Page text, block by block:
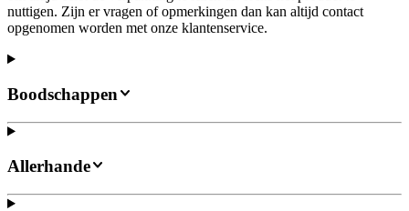
nuttigen. Zijn er vragen of opmerkingen dan kan altijd contact
opgenomen worden met onze klantenservice.
Boodschappen
Allerhande